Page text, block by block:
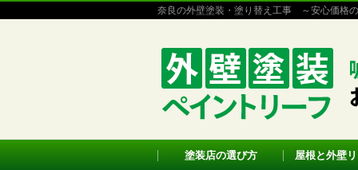
奈良の外壁塗装・塗り替え工事 ～安心価格
塗装店の選び方 屋根と外壁